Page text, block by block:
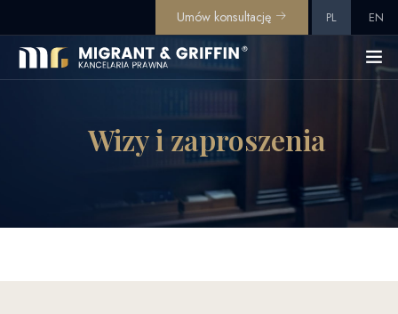
Umów konsultację PL EN
Wizy i zaproszenia